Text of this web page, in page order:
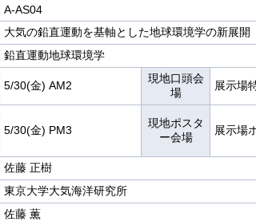
A-AS04
大気の鉛直運動を基軸とした地球環境学の新展開
鉛直運動地球環境学
5/30(金) AM2
現地口頭会
場
展示場
5/30(金) PM3
現地ポスタ
ー会場
展示場
佐藤 正樹
東京大学大気海洋研究所
佐藤 薫